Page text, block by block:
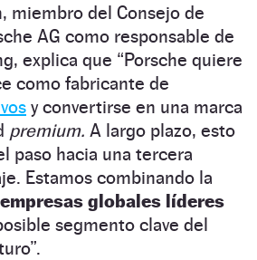
miembro del Consejo de
AG como responsable de
explica que “Porsche quiere
como fabricante de
y convertirse en una marca
premium. A largo plazo, esto
paso hacia una tercera
Estamos combinando la
globales líderes
segmento clave del